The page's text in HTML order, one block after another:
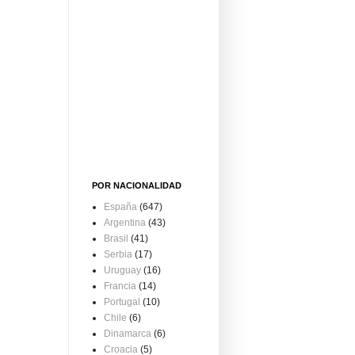
POR NACIONALIDAD
España (647)
Argentina (43)
Brasil (41)
Serbia (17)
Uruguay (16)
Francia (14)
Portugal (10)
Chile (6)
Dinamarca (6)
Croacia (5)